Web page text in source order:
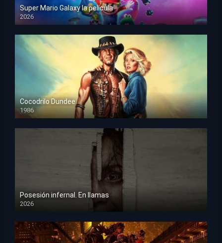
Super Mario Galaxy la película
2026
HD 1080p
Cocodrilo Dundee
1986
HD 1080p
Posesión infernal. En llamas
2026
HD 1080p